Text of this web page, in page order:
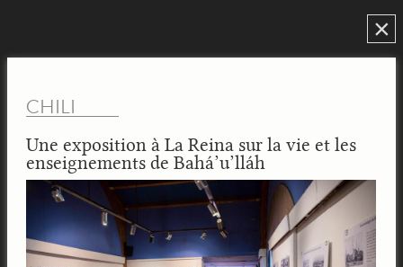
×
CHILI
Une exposition à La Reina sur la vie et les
enseignements de Bahá’u’lláh